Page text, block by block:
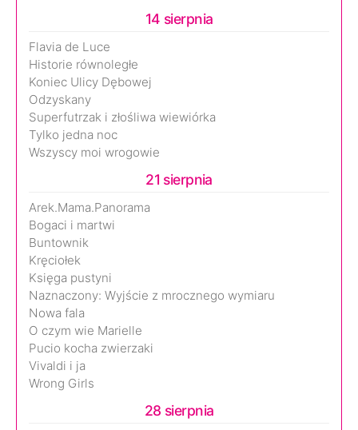
14 sierpnia
Flavia de Luce
Historie równoległe
Koniec Ulicy Dębowej
Odzyskany
Superfutrzak i złośliwa wiewiórka
Tylko jedna noc
Wszyscy moi wrogowie
21 sierpnia
Arek.Mama.Panorama
Bogaci i martwi
Buntownik
Kręciołek
Księga pustyni
Naznaczony: Wyjście z mrocznego wymiaru
Nowa fala
O czym wie Marielle
Pucio kocha zwierzaki
Vivaldi i ja
Wrong Girls
28 sierpnia